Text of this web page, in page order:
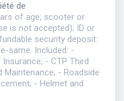
de
of age; scooter or
is not accepted); ID or
security deposit:
same. Included: -
- CTP Third
Maintenance; - Roadside
- Helmet and